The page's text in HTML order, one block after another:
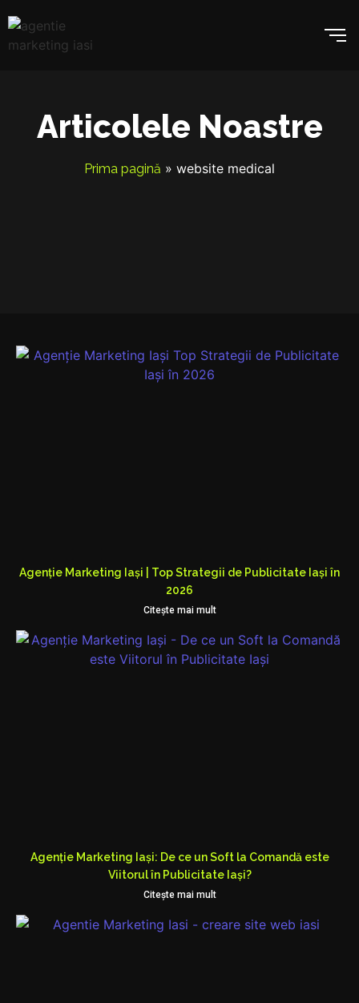
Articolele Noastre
Prima pagină » website medical
Agenție Marketing Iași | Top Strategii de Publicitate Iași în
2026
Citeşte mai mult
Agenție Marketing Iași: De ce un Soft la Comandă este
Viitorul în Publicitate Iași?
Citeşte mai mult